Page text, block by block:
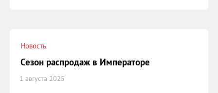
Новость
Сезон распродаж в Императоре
1 августа 2025